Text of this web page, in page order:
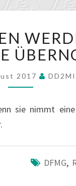
WERDEN
VON
DER
2017
sie nimmt
DFMG,